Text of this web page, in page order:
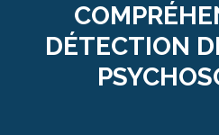
DÉTECTION